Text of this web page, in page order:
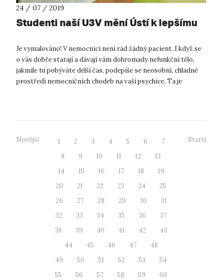
24 / 07 / 2019
Studenti naší U3V mění Ústí k lepšímu
Je vymalováno! V nemocnici není rád žádný pacient. I když se
o vás dobře starají a dávají vám dohromady nefunkční tělo,
jakmile tu pobýváte delší čas, podepíše se neosobní, chladné
prostředí nemocničních chodeb na vaší psychice. Ta je
Novější 1 2 3 4 5 6
7
8
9 10 11 12
13
14
15 16 17 18
19
20
21 22 23 24
25
26
27 28 29 30
31
32
33 34 35 36
37
38
39 40 41 42
43
44
45 46 47
48
49
50 51 52 53
54
55
56 57 58 59
60
Starší